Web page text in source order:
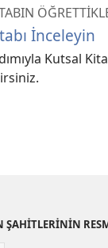
İnceleyin
Kutsal
ŞAHİTLERİNİN